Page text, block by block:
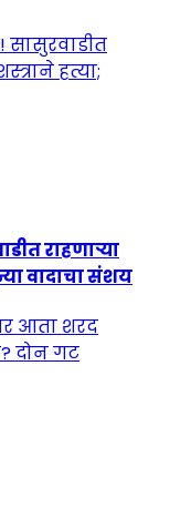
राहणाऱ्या
वादाचा संशय